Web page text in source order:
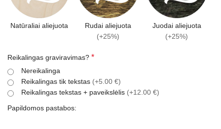
Natūraliai aliejuota
Rudai aliejuota
(+25%)
Juodai aliejuota
(+25%)
Reikalingas graviravimas? *
Nereikalinga
Reikalingas tik tekstas (+5.00 €)
Reikalingas tekstas + paveikslėlis (+12.00 €)
Papildomos pastabos: